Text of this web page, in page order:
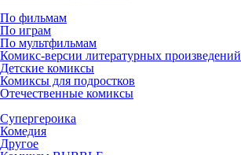
По фильмам
По играм
По мультфильмам
Комикс-версии литературных произведений
Детские комиксы
Комиксы для подростков
Отечественные комиксы
Супергероика
Комедия
Другое